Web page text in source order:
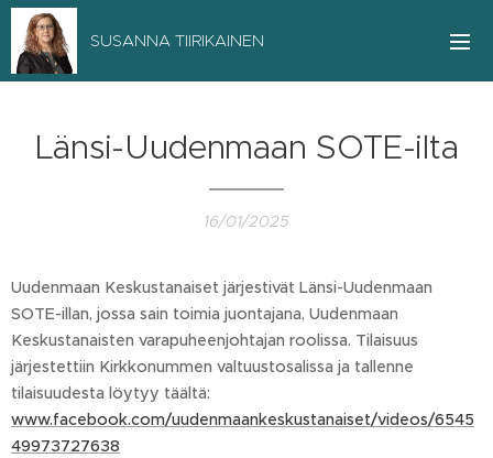
SUSANNA TIIRIKAINEN
Länsi-Uudenmaan SOTE-ilta
16/01/2025
Uudenmaan Keskustanaiset järjestivät Länsi-Uudenmaan
SOTE-illan, jossa sain toimia juontajana, Uudenmaan
Keskustanaisten varapuheenjohtajan roolissa. Tilaisuus
järjestettiin Kirkkonummen valtuustosalissa ja tallenne
tilaisuudesta löytyy täältä:
www.facebook.com/uudenmaankeskustanaiset/videos/6545
49973727638